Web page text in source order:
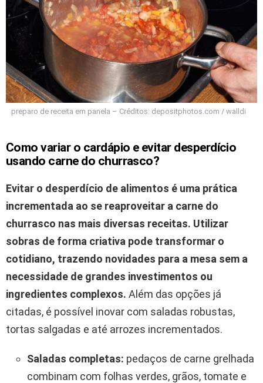
preparo de receita em panela – Créditos: depositphotos.com / walldi
Como variar o cardápio e evitar desperdício
usando carne do churrasco?
Evitar o desperdício de alimentos é uma prática
incrementada ao se reaproveitar a carne do
churrasco nas mais diversas receitas. Utilizar
sobras de forma criativa pode transformar o
cotidiano, trazendo novidades para a mesa sem a
necessidade de grandes investimentos ou
ingredientes complexos. Além das opções já
citadas, é possível inovar com saladas robustas,
tortas salgadas e até arrozes incrementados.
Saladas completas: pedaços de carne grelhada
combinam com folhas verdes, grãos, tomate e